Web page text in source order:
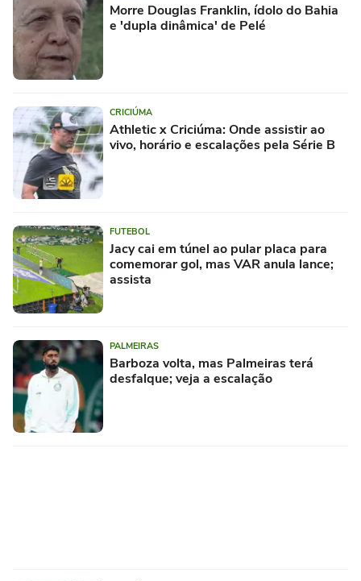
Morre Douglas Franklin, ídolo do Bahia
e 'dupla dinâmica' de Pelé
CRICIÚMA
Athletic x Criciúma: Onde assistir ao
vivo, horário e escalações pela Série B
FUTEBOL
Jacy cai em túnel ao pular placa para
comemorar gol, mas VAR anula lance;
assista
PALMEIRAS
Barboza volta, mas Palmeiras terá
desfalque; veja a escalação